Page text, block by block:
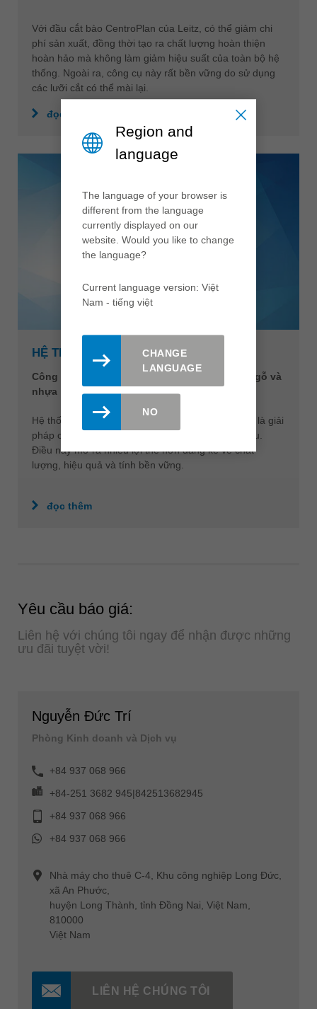
Với đầu cắt bào CentroPlan của Leitz, có thể giảm chi
phí sản xuất, đồng thời tạo ra chất lượng hoàn thiện
hoàn hảo mà không làm giảm hiệu suất của toàn bộ hệ
thống. Ngoài ra, công cụ này rất bền vững do sử dụng
các lưỡi cắt có thể mài lại.
đọc thêm
HỆ THỐNG HELICUT
Công cụ bo cạnh toàn diện để xử lý linh hoạt gỗ và
nhựa
Hệ thống HeliCut-System được ứng dụng rộng rãi là giải
pháp công cụ hoàn hảo cho các vật liệu khác nhau.
Điều này mở ra nhiều lợi thế hơn đáng kể về chất
lượng, hiệu quả và tính bền vững.
đọc thêm
Yêu cầu báo giá:
Liên hệ với chúng tôi ngay để nhận được những
ưu đãi tuyệt vời!
Nguyễn Đức Trí
Phòng Kinh doanh và Dịch vụ
+84 937 068 966
+84-251 3682 945|842513682945
+84 937 068 966
+84 937 068 966
Nhà máy cho thuê C-4, Khu công nghiệp Long Đức,
xã An Phước,
huyện Long Thành, tỉnh Đồng Nai, Việt Nam,
810000
Việt Nam
LIÊN HỆ CHÚNG TÔI
Region and
language
The language of your browser is
different from the language
currently displayed on our
website. Would you like to change
the language?
Current language version: Việt
Nam - tiếng việt
CHANGE
LANGUAGE
NO